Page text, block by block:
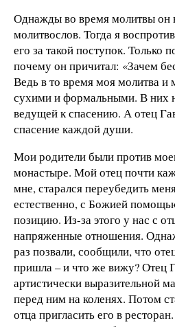
Однажды во время молитвы он
молитвослов. Тогда я
его за такой поступок. Только
почему он причитал: «Зачем
Ведь в то время моя молитва и
сухими и формальными. В них
ведущей к спасению. А отец
спасение каждой души.
Мои родители были против
монастыре. Мой отец почти
мне, старался переубедить
естественно, с Божией
позицию. Из-за этого у нас с
напряженные отношения.
раз позвали, сообщили, что
пришла – и что же вижу? Отец
артистически выразительной
перед ним на коленях. Потом
отца пригласить его в